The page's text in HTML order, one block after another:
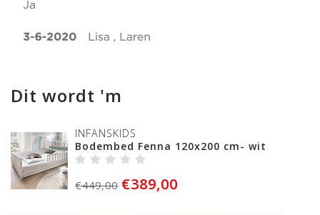
Dit wordt 'm
INFANSKIDS
Bodembed Fenna 120x200 cm- wit
€449,00 €389,00